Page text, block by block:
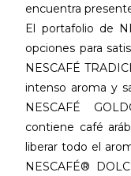
encuentra
El portafolio de
opciones para
NESCAFÉ
intenso aroma y
NESCAFÉ
contiene café
liberar todo el
NESCAFÉ®